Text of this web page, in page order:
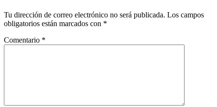
Tu dirección de correo electrónico no será publicada. Los campos
obligatorios están marcados con *
Comentario *